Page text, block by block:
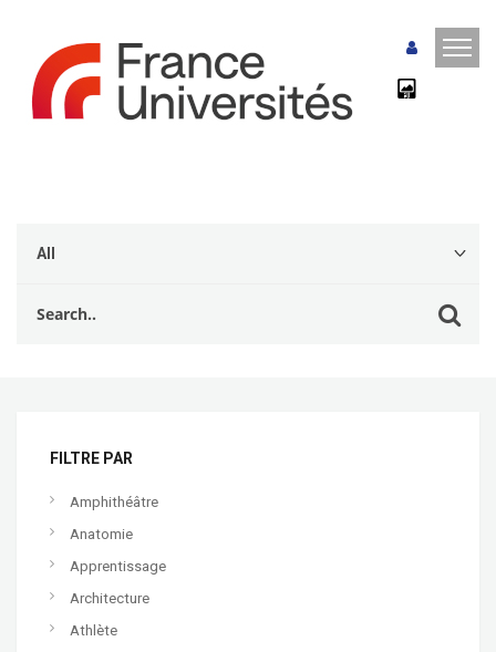
FILTRE PAR
Amphithéâtre
Anatomie
Apprentissage
Architecture
Athlète